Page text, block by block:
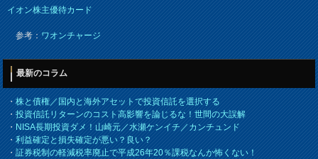
イオン株主優待カード
参考：ワオンチャージ
最新のコラム
・株と債権／国内と海外アセットで投資信託を選択する
・投資信託リターンのコスト高影響を論じるな！世間の大誤解
・NISA長期投資ダメ！山崎元／水瀬ケンイチ／カンチュンド
・利益確定と損失確定が悪い？良い？
・証券税制の軽減税率廃止で平成26年20％課税なんか怖くない！